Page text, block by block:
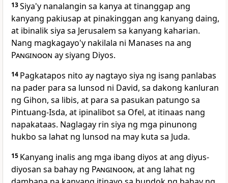
13Siya'y nanalangin sa kanya at tinanggap ang
kanyang pakiusap at pinakinggan ang kanyang daing,
at ibinalik siya sa Jerusalem sa kanyang kaharian.
Nang magkagayo'y nakilala ni Manases na ang
Panginoon ay siyang Diyos.
14 Pagkatapos nito ay nagtayo siya ng isang panlabas
na pader para sa lunsod ni David, sa dakong kanluran
ng Gihon, sa libis, at para sa pasukan patungo sa
Pintuang-Isda, at ipinalibot sa Ofel, at itinaas nang
napakataas. Naglagay rin siya ng mga pinunong
hukbo sa lahat ng lunsod na may kuta sa Juda.
15 Kanyang inalis ang mga ibang diyos at ang diyus-
diyosan sa bahay ng Panginoon, at ang lahat ng